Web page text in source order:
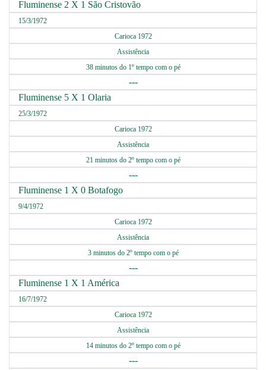
Fluminense 2 X 1 São Cristovão
15/3/1972
Carioca 1972
Assistência
38 minutos do 1º tempo com o pé
---
Fluminense 5 X 1 Olaria
25/3/1972
Carioca 1972
Assistência
21 minutos do 2º tempo com o pé
---
Fluminense 1 X 0 Botafogo
9/4/1972
Carioca 1972
Assistência
3 minutos do 2º tempo com o pé
---
Fluminense 1 X 1 América
16/7/1972
Carioca 1972
Assistência
14 minutos do 2º tempo com o pé
---